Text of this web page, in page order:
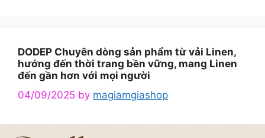
DODEP Chuyên dòng sản phẩm từ vải Linen,
hướng đến thời trang bền vững, mang Linen
đến gần hơn với mọi người
04/09/2025 by magiamgiashop